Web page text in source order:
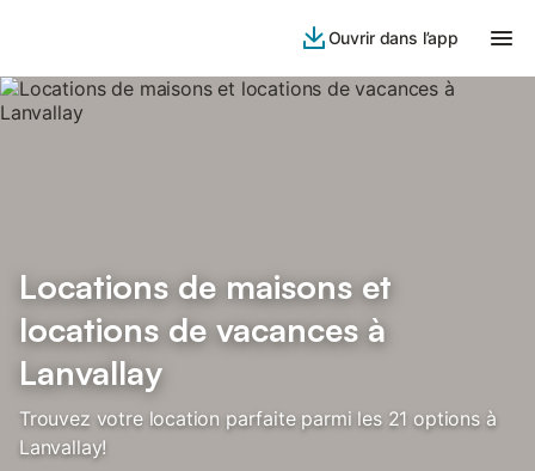
Ouvrir dans l’app
Locations de maisons et
locations de vacances à
Lanvallay
Trouvez votre location parfaite parmi les 21 options à
Lanvallay!